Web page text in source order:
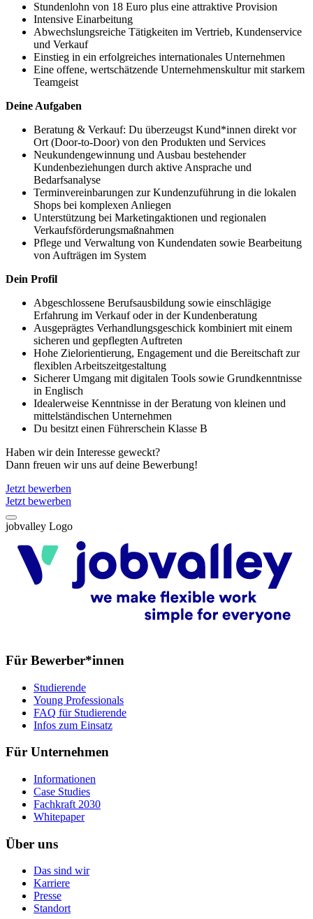
Stundenlohn von 18 Euro plus eine attraktive Provision
Intensive Einarbeitung
Abwechslungsreiche Tätigkeiten im Vertrieb, Kundenservice
und Verkauf
Einstieg in ein erfolgreiches internationales Unternehmen
Eine offene, wertschätzende Unternehmenskultur mit starkem
Teamgeist
Deine Aufgaben
Beratung & Verkauf: Du überzeugst Kund*innen direkt vor
Ort (Door-to-Door) von den Produkten und Services
Neukundengewinnung und Ausbau bestehender
Kundenbeziehungen durch aktive Ansprache und
Bedarfsanalyse
Terminvereinbarungen zur Kundenzuführung in die lokalen
Shops bei komplexen Anliegen
Unterstützung bei Marketingaktionen und regionalen
Verkaufsförderungsmaßnahmen
Pflege und Verwaltung von Kundendaten sowie Bearbeitung
von Aufträgen im System
Dein Profil
Abgeschlossene Berufsausbildung sowie einschlägige
Erfahrung im Verkauf oder in der Kundenberatung
Ausgeprägtes Verhandlungsgeschick kombiniert mit einem
sicheren und gepflegten Auftreten
Hohe Zielorientierung, Engagement und die Bereitschaft zur
flexiblen Arbeitszeitgestaltung
Sicherer Umgang mit digitalen Tools sowie Grundkenntnisse
in Englisch
Idealerweise Kenntnisse in der Beratung von kleinen und
mittelständischen Unternehmen
Du besitzt einen Führerschein Klasse B
Haben wir dein Interesse geweckt?
Dann freuen wir uns auf deine Bewerbung!
Jetzt bewerben
Jetzt bewerben
jobvalley Logo
Für Bewerber*innen
Studierende
Young Professionals
FAQ für Studierende
Infos zum Einsatz
Für Unternehmen
Informationen
Case Studies
Fachkraft 2030
Whitepaper
Über uns
Das sind wir
Karriere
Presse
Standort